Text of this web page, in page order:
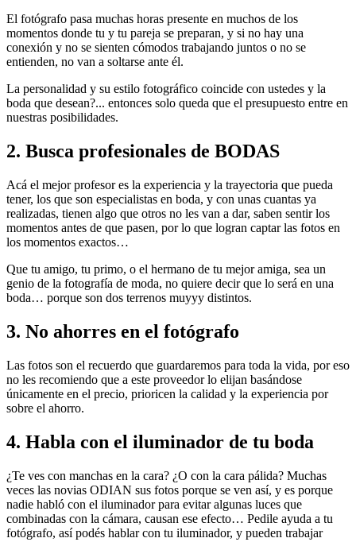
El fotógrafo pasa muchas horas presente en muchos de los
momentos donde tu y tu pareja se preparan, y si no hay una
conexión y no se sienten cómodos trabajando juntos o no se
entienden, no van a soltarse ante él.
La personalidad y su estilo fotográfico coincide con ustedes y la
boda que desean?... entonces solo queda que el presupuesto entre en
nuestras posibilidades.
2. Busca profesionales de BODAS
Acá el mejor profesor es la experiencia y la trayectoria que pueda
tener, los que son especialistas en boda, y con unas cuantas ya
realizadas, tienen algo que otros no les van a dar, saben sentir los
momentos antes de que pasen, por lo que logran captar las fotos en
los momentos exactos…
Que tu amigo, tu primo, o el hermano de tu mejor amiga, sea un
genio de la fotografía de moda, no quiere decir que lo será en una
boda… porque son dos terrenos muyyy distintos.
3. No ahorres en el fotógrafo
Las fotos son el recuerdo que guardaremos para toda la vida, por eso
no les recomiendo que a este proveedor lo elijan basándose
únicamente en el precio, prioricen la calidad y la experiencia por
sobre el ahorro.
4. Habla con el iluminador de tu boda
¿Te ves con manchas en la cara? ¿O con la cara pálida? Muchas
veces las novias ODIAN sus fotos porque se ven así, y es porque
nadie habló con el iluminador para evitar algunas luces que
combinadas con la cámara, causan ese efecto… Pedile ayuda a tu
fotógrafo, así podés hablar con tu iluminador, y pueden trabajar